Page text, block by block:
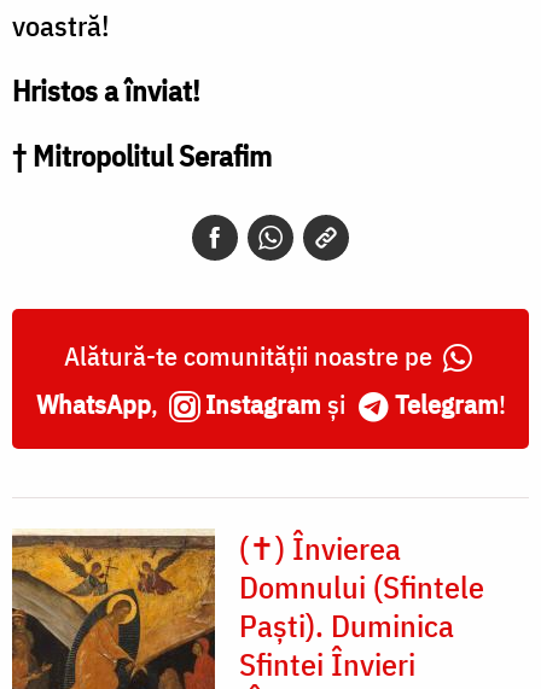
voastră!
Hristos a înviat!
† Mitropolitul Serafim
Alătură-te comunității noastre pe
WhatsApp, Instagram și Telegram!
(✝) Învierea
Domnului (Sfintele
Paști). Duminica
Sfintei Învieri